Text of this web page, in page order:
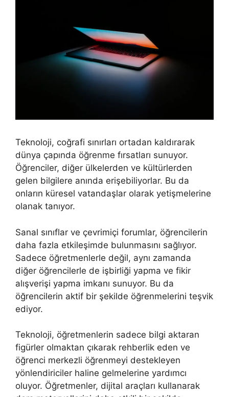
Teknoloji, coğrafi sınırları ortadan kaldırarak
dünya çapında öğrenme fırsatları sunuyor.
Öğrenciler, diğer ülkelerden ve kültürlerden
gelen bilgilere anında erişebiliyorlar. Bu da
onların küresel vatandaşlar olarak yetişmelerine
olanak tanıyor.
Sanal sınıflar ve çevrimiçi forumlar, öğrencilerin
daha fazla etkileşimde bulunmasını sağlıyor.
Sadece öğretmenlerle değil, aynı zamanda
diğer öğrencilerle de işbirliği yapma ve fikir
alışverişi yapma imkanı sunuyor. Bu da
öğrencilerin aktif bir şekilde öğrenmelerini teşvik
ediyor.
Teknoloji, öğretmenlerin sadece bilgi aktaran
figürler olmaktan çıkarak rehberlik eden ve
öğrenci merkezli öğrenmeyi destekleyen
yönlendiriciler haline gelmelerine yardımcı
oluyor. Öğretmenler, dijital araçları kullanarak